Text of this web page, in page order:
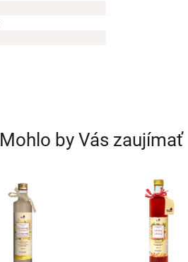
Mohlo by Vás zaujímať